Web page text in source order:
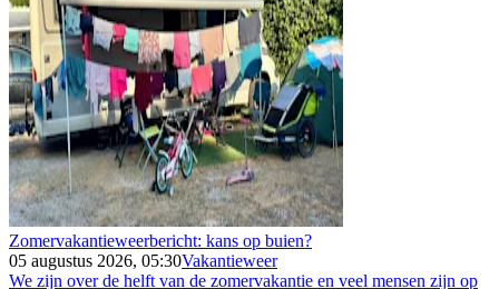
Zomervakantieweerbericht: kans op buien?
05 augustus 2026, 05:30Vakantieweer
We zijn over de helft van de zomervakantie en veel mensen zijn op